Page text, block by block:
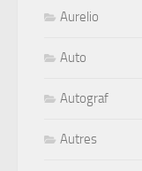
Aurelio
Auto
Autograf
Autres